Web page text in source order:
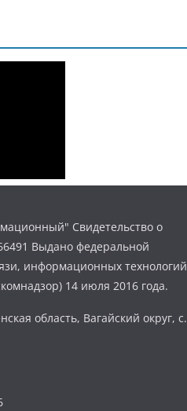
Свидетельство о
Выдано федеральной
информационных технологий
14 июля 2016 года.
область, Вагайский округ, с.